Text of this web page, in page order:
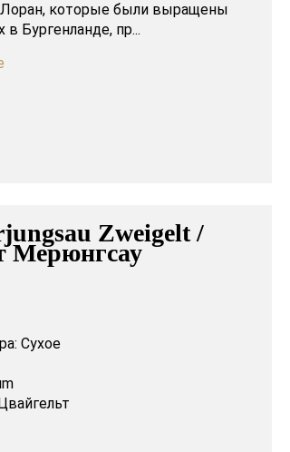
Лоран, которые были выращены
в Бургенланде, пр...
Zweigelt /
Мерюнгсау
Сухое